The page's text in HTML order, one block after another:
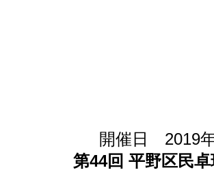
開催日 2019
第44回 平野区民